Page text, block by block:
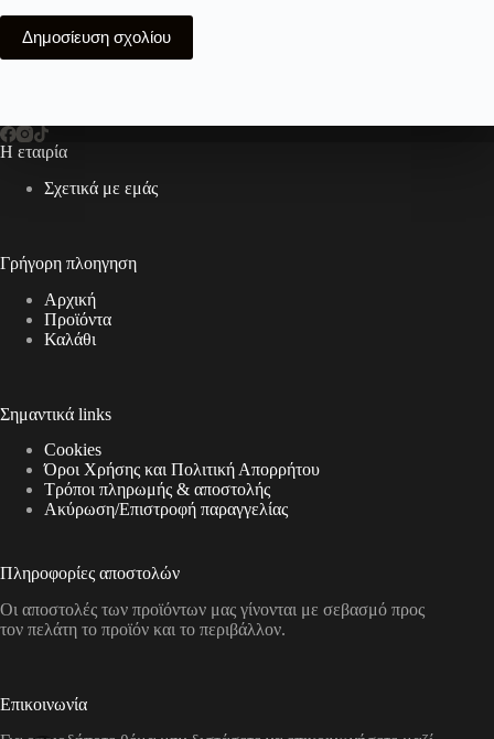
Δημοσίευση σχολίου
Η εταιρία
Σχετικά με εμάς
Γρήγορη πλοηγηση
Αρχική
Προϊόντα
Καλάθι
Σημαντικά links
Cookies
Όροι Χρήσης και Πολιτική Απορρήτου
Τρόποι πληρωμής & αποστολής
Aκύρωση/Επιστροφή παραγγελίας
Πληροφορίες αποστολών
Οι αποστολές των προϊόντων μας γίνονται με σεβασμό προς
τον πελάτη το προϊόν και το περιβάλλον.
Επικοινωνία